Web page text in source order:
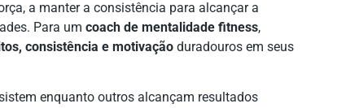
a manter a consistência para alcançar a
Para um coach de mentalidade fitness,
consistência e motivação duradouros em seus
enquanto outros alcançam resultados